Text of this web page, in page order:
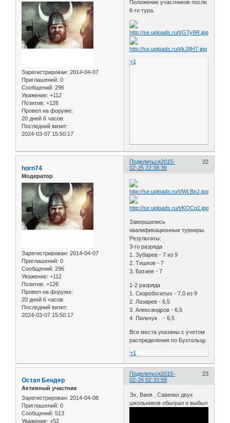
Зарегистрирован: 2014-04-07
Приглашений: 0
Сообщений: 296
Уважение: +112
Позитив: +126
Провел на форуме:
20 дней 6 часов
Последний визит:
2024-03-07 15:50:17
Положение участников после
6-го тура.
+1
Поделиться 22
2015-
02-25 22:38:39
horn74
Модератор
Зарегистрирован: 2014-04-07
Приглашений: 0
Сообщений: 296
Уважение: +112
Позитив: +126
Провел на форуме:
20 дней 6 часов
Последний визит:
2024-03-07 15:50:17
Завершились
квалификационные турниры.
Результаты:
3-го разряда
1. Зубарев - 7 из 9
2. Тишков - 7
3. Батаев - 7
1-2 разряда
1. Скоробогатых - 7,0 из 9
2. Лазарев - 6,5
3. Александров - 6,5
4. Пильчук - 6,5
Все места указаны с учетом
распределения по Бухгольцу.
+1
Поделиться 23
2015-
02-26 02:33:58
Остап Бендер
Активный участник
Зарегистрирован: 2014-04-08
Приглашений: 0
Сообщений: 513
Уважение: +52
Эх, Ваня , Савенко двух
школьников обыграл и выбыл